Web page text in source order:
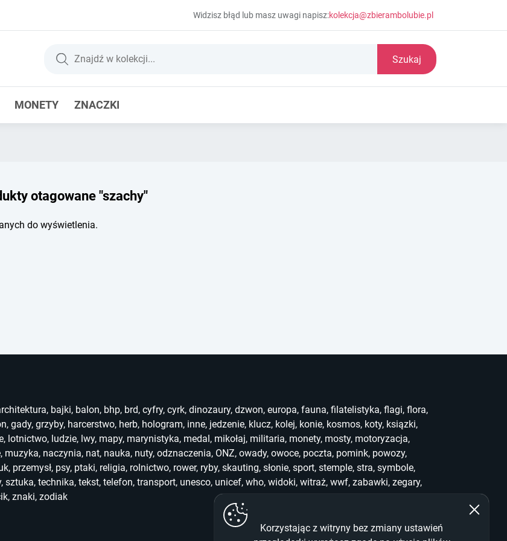
Korzystając z witryny bez zmiany ustawień
Widzisz błąd lub masz uwagi napisz:kolekcja@zbierambolubie.pl
Szukaj
MONETY ZNACZKI
otagowane "szachy"
do wyświetlenia.
, bajki, balon, bhp, brd, cyfry, cyrk, dinozaury, dzwon, europa, fauna, filatelistyka, flagi, flora,
, gady, grzyby, harcerstwo, herb, hologram, inne, jedzenie, klucz, kolej, konie, kosmos, koty, ksiązki,
, lotnictwo, ludzie, lwy, mapy, marynistyka, medal, mikołaj, militaria, monety, mosty, motoryzacja,
, muzyka, naczynia, nat, nauka, nuty, odznaczenia, ONZ, owady, owoce, poczta, pomink, powozy,
, przemysł, psy, ptaki, religia, rolnictwo, rower, ryby, skauting, słonie, sport, stemple, stra, symbole,
, sztuka, technika, tekst, telefon, transport, unesco, unicef, who, widoki, witraż, wwf, zabawki, zegary,
, znaki, zodiak